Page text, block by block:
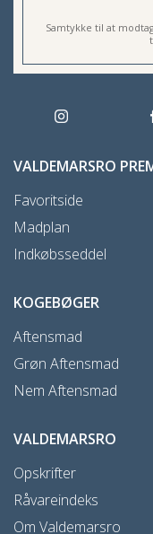
Samtykke til at
VALDEMARSRO
Favoritside
Madplan
Indkøbsseddel
KOGEBØGER
Aftensmad
Grøn Aftensmad
Nem Aftensmad
VALDEMARSRO
Opskrifter
Råvareindeks
Om Valdemarsro